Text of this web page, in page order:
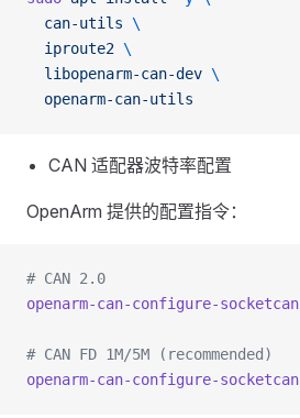
  can-utils
\
  iproute2
\
  libopenarm-can-dev
\
  openarm-can-utils
CAN 适配器波特率配置
OpenArm 提供的配置指令：
# CAN 2.0
openarm-can-configure-socketcan
# CAN FD 1M/5M (recommended)
openarm-can-configure-socketcan